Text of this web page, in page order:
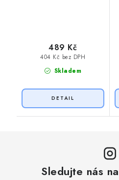
Skladem
404 Kč bez DPH
489 Kč
Sledujte nás